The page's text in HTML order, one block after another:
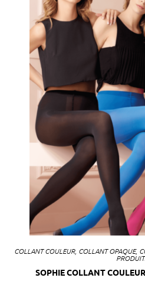
COLLANT COULEUR, COLLANT OPAQUE,
SOPHIE COLLANT